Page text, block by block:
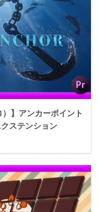
】アンカーポイント
ステンション